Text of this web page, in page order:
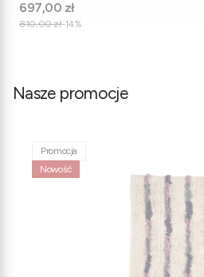
Cena promocyjna
697,00 zł
810,00 zł-14%
Nasze promocje
Promocja
Nowość